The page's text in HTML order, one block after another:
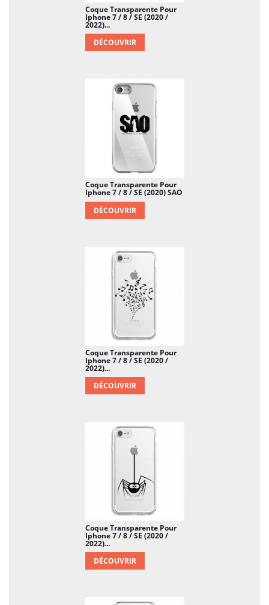
commander votre film de protection !
Coque Transparente Pour
Iphone 7 / 8 / SE (2020 /
2022)...
DÉCOUVRIR
Coque Transparente Pour
Iphone 7 / 8 / SE (2020) SAO
DÉCOUVRIR
Coque Transparente Pour
Iphone 7 / 8 / SE (2020 /
2022)...
DÉCOUVRIR
Coque Transparente Pour
Iphone 7 / 8 / SE (2020 /
2022)...
DÉCOUVRIR